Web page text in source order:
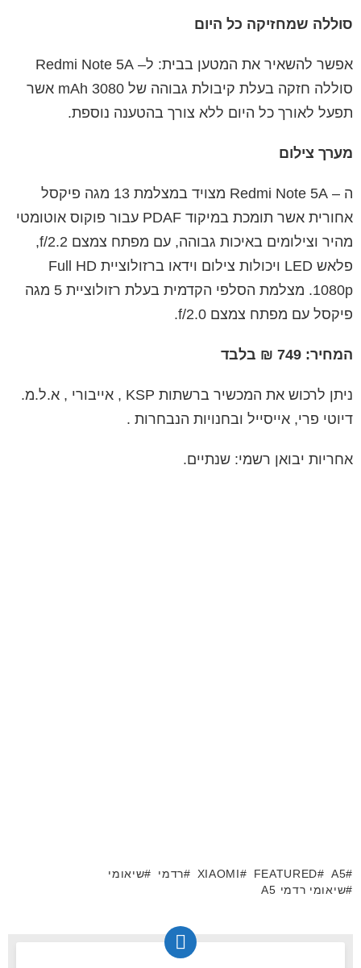
סוללה שמחזיקה כל היום
אפשר להשאיר את המטען בבית: ל–
Redmi Note 5A
סוללה חזקה בעלת קיבולת גבוהה של mAh 3080
אשר
תפעל לאורך כל היום ללא צורך בהטענה נוספת.
מערך צילום
ה –
Redmi Note 5A
מצויד במצלמת 13 מגה פיקסל
אחורית אשר תומכת במיקוד PDAF עבור פוקוס אוטומטי
מהיר וצילומים באיכות גבוהה, עם מפתח צמצם f/2.2
,
פלאש LED ויכולות צילום וידאו ברזולוציית Full HD
1080p
. מצלמת הסלפי הקדמית בעלת רזולוציית 5 מגה
פיקסל עם מפתח צמצם f/2.0
.
המחיר: 749
₪ בלבד
ניתן לרכוש את המכשיר ברשתות KSP
, אייבורי , א.ל.מ.
דיוטי פרי, אייסייל ובחנויות הנבחרות .
אחריות יבואן רשמי: שנתיים.
A5
FEATURED
XIAOMI רדמי
שיאומי
שיאומי רדמי A5